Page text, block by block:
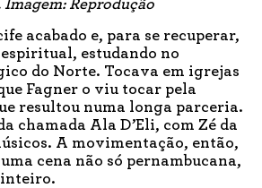
Reprodução
acabado e, para se recuperar,
estudando no
do Norte. Tocava em igrejas
Fagner o viu tocar pela
resultou numa longa parceria.
chamada Ala D’Eli, com Zé da
A movimentação, então,
cena não só pernambucana,
inteiro.